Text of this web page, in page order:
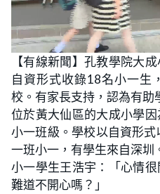
U
n
m
t
e
L
o
a
d
e
d
2
0
.
7
7
%
【有線新聞】孔教學院大
自資形式收錄18名小一生
校。有家長支持，認為有助
位於黃大仙區的大成小學
小一班級。學校以自資形
一班小一，有學生來自深圳
小一學生王浩宇：「心情
難道不開心嗎？」